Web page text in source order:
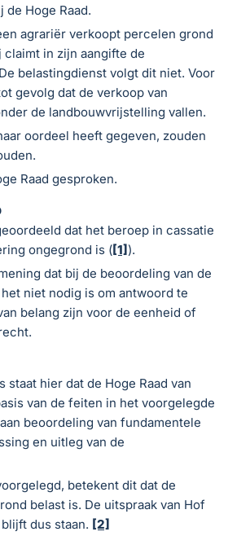
Hoge Raad.
agrariër verkoopt percelen grond
in zijn aangifte de
belastingdienst volgt dit niet. Voor
gevolg dat de verkoop van
de landbouwvrijstelling vallen.
oordeel heeft gegeven, zouden
Raad gesproken.
dat het beroep in cassatie
ongegrond is ([1] ).
dat bij de beoordeling van de
niet nodig is om antwoord te
belang zijn voor de eenheid of
staat hier dat de Hoge Raad van
van de feiten in het voorgelegde
beoordeling van fundamentele
en uitleg van de
betekent dit dat de
belast is. De uitspraak van Hof
dus staan. [2]